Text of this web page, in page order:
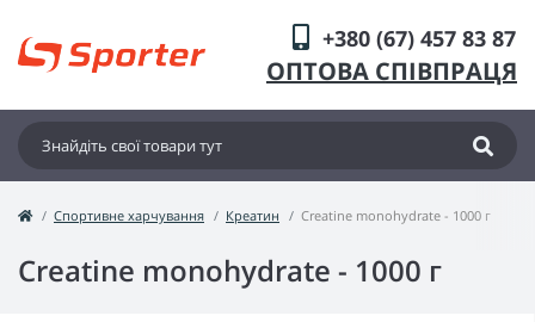
+380 (67) 457 83 87
ОПТОВА СПІВПРАЦЯ
Спортивне харчування Креатин Creatine monohydrate - 1000 г
Creatine monohydrate - 1000 г